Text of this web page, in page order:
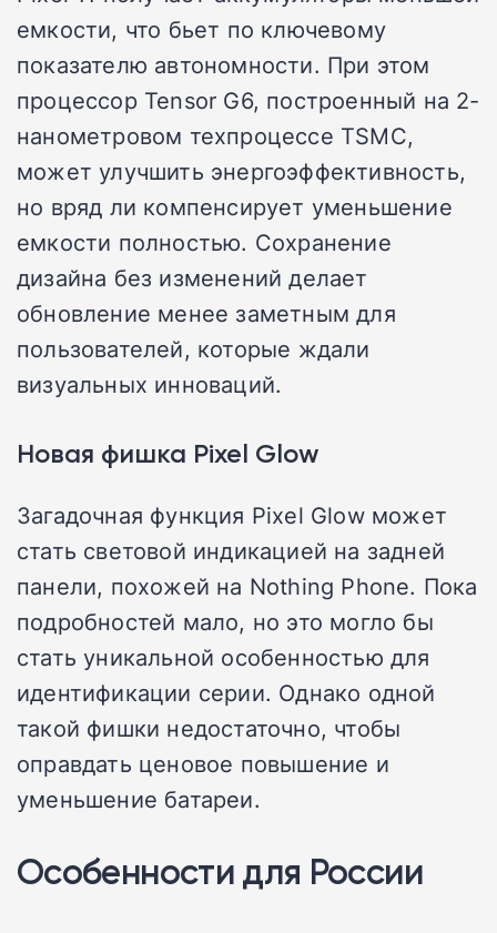
емкости, что бьет по ключевому
показателю автономности. При этом
процессор Tensor G6, построенный на 2-
нанометровом техпроцессе TSMC,
может улучшить энергоэффективность,
но вряд ли компенсирует уменьшение
емкости полностью. Сохранение
дизайна без изменений делает
обновление менее заметным для
пользователей, которые ждали
визуальных инноваций.
Новая фишка Pixel Glow
Загадочная функция Pixel Glow может
стать световой индикацией на задней
панели, похожей на Nothing Phone. Пока
подробностей мало, но это могло бы
стать уникальной особенностью для
идентификации серии. Однако одной
такой фишки недостаточно, чтобы
оправдать ценовое повышение и
уменьшение батареи.
Особенности для России